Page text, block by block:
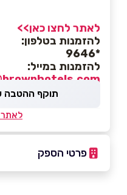
לאתר לחצו כאן>>
להזמנות בטלפון:
*9646
להזמנות במייל:
תוקף ההטבה עד -
פרטי הספק